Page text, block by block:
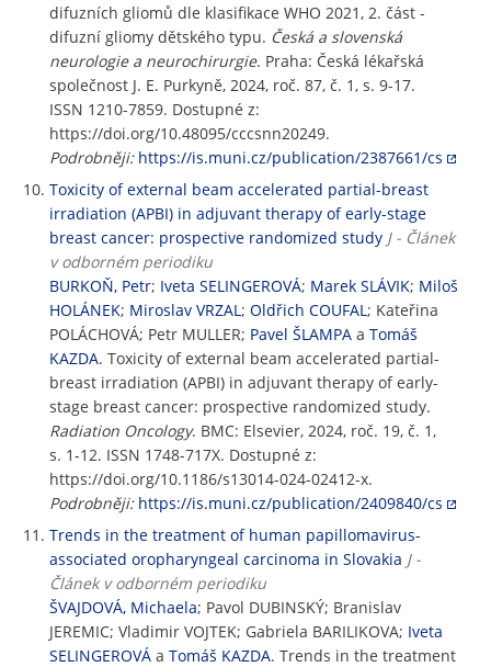
difuzních gliomů dle klasifikace WHO 2021, 2. část -
difuzní gliomy dětského typu. Česká a slovenská
neurologie a neurochirurgie. Praha: Česká lékařská
společnost J. E. Purkyně, 2024, roč. 87, č. 1, s. 9-17.
ISSN 1210-7859. Dostupné z:
https://doi.org/10.48095/cccsnn20249.
Podrobněji: https://is.muni.cz/publication/2387661/cs
Toxicity of external beam accelerated partial-breast
irradiation (APBI) in adjuvant therapy of early-stage
breast cancer: prospective randomized study J - Článek
v odborném periodiku
BURKOŇ, Petr; Iveta SELINGEROVÁ; Marek SLÁVIK; Miloš
HOLÁNEK; Miroslav VRZAL ; Oldřich COUFAL ; Kateřina
POLÁCHOVÁ; Petr MULLER; Pavel ŠLAMPA a Tomáš
KAZDA. Toxicity of external beam accelerated partial-
breast irradiation (APBI) in adjuvant therapy of early-
stage breast cancer: prospective randomized study.
Radiation Oncology. BMC: Elsevier, 2024, roč. 19, č. 1,
s. 1-12. ISSN 1748-717X. Dostupné z:
https://doi.org/10.1186/s13014-024-02412-x.
Podrobněji: https://is.muni.cz/publication/2409840/cs
Trends in the treatment of human papillomavirus-
associated oropharyngeal carcinoma in Slovakia J -
Článek v odborném periodiku
ŠVAJDOVÁ, Michaela; Pavol DUBINSKÝ; Branislav
JEREMIC; Vladimir VOJTEK; Gabriela BARILIKOVA; Iveta
SELINGEROVÁ a Tomáš KAZDA. Trends in the treatment